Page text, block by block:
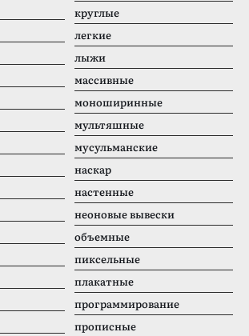
круглые
легкие
лыжи
массивные
моноширинные
мультяшные
мусульманские
наскар
настенные
неоновые вывески
объемные
пиксельные
плакатные
программирование
прописные